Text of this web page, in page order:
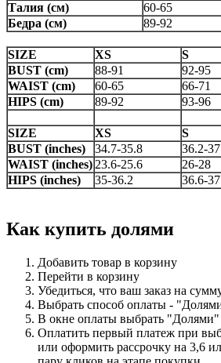
Талия (см)
60-65
Бедра (см)
89-92
SIZE XS S
BUST (cm)
88-91 92-95
WAIST (cm)
60-65 66-71
HIPS (cm)
89-92 93-96
SIZE XS S
BUST (inches)
34.7-35.8 36.2-
WAIST (inches) 23.6-25.6 26-28
HIPS (inches)
35-36.2 36.6-
Как купить долями
Добавить товар в корзину
Перейти в корзину
Убедиться, что ваш заказ на
Выбрать способ оплаты -
В окне оплаты выбрать "Долями"
Оплатить первый платеж при
или оформить рассрочку на 3,6